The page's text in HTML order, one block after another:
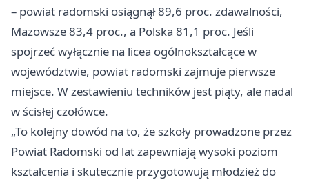
– powiat radomski osiągnął 89,6 proc. zdawalności,
Mazowsze 83,4 proc., a Polska 81,1 proc. Jeśli
spojrzeć wyłącznie na licea ogólnokształcące w
województwie, powiat radomski zajmuje pierwsze
miejsce. W zestawieniu techników jest piąty, ale nadal
w ścisłej czołówce.
„To kolejny dowód na to, że szkoły prowadzone przez
Powiat Radomski od lat zapewniają wysoki poziom
kształcenia i skutecznie przygotowują młodzież do